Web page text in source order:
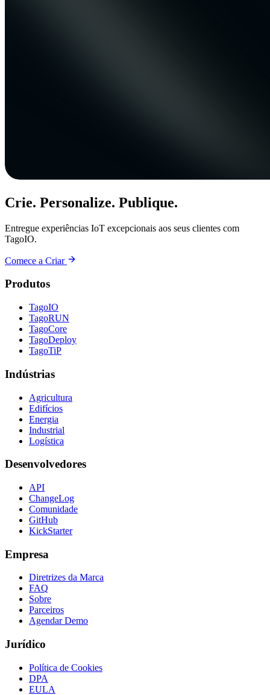
Crie. Personalize. Publique.
Entregue experiências IoT excepcionais aos seus clientes com
TagoIO.
Comece a Criar
Produtos
TagoIO
TagoRUN
TagoCore
TagoDeploy
TagoTiP
Indústrias
Agricultura
Edifícios
Energia
Industrial
Logística
Desenvolvedores
API
ChangeLog
Comunidade
GitHub
KickStarter
Empresa
Diretrizes da Marca
FAQ
Sobre
Parceiros
Agendar Demo
Jurídico
Política de Cookies
DPA
EULA